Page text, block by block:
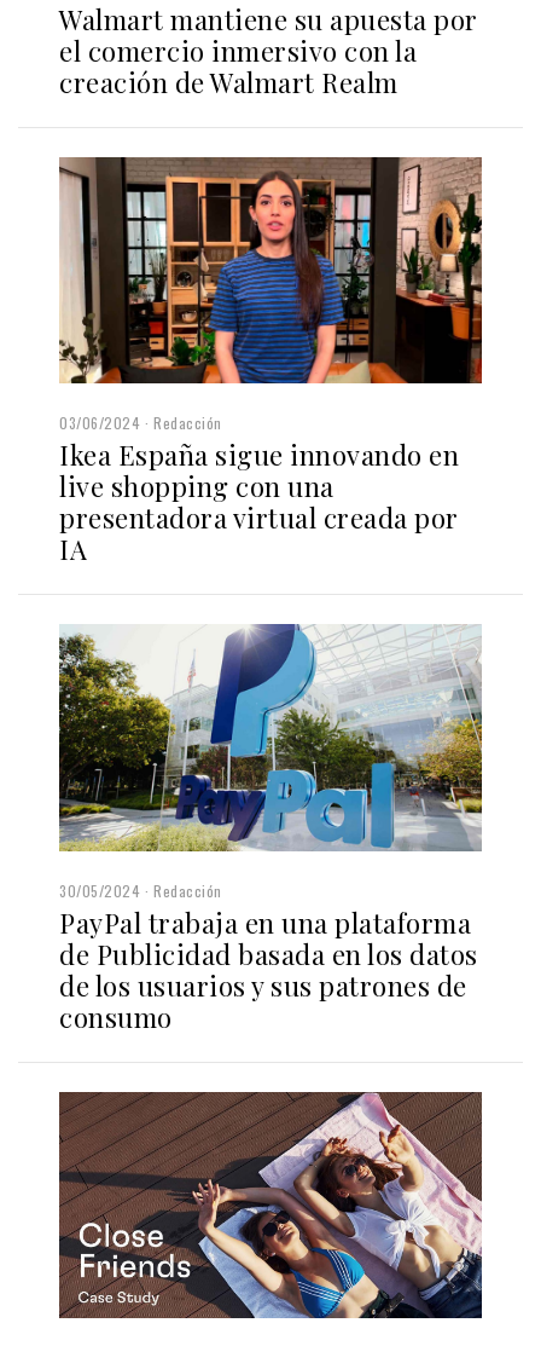
Walmart mantiene su apuesta por
el comercio inmersivo con la
creación de Walmart Realm
03/06/2024 Redacción
Ikea España sigue innovando en
live shopping con una
presentadora virtual creada por
IA
30/05/2024 Redacción
PayPal trabaja en una plataforma
de Publicidad basada en los datos
de los usuarios y sus patrones de
consumo